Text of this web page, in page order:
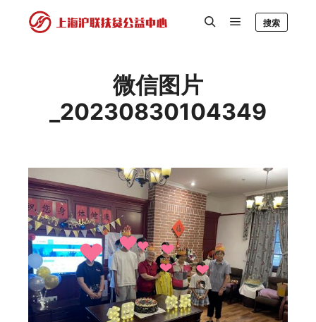
搜索
微信图片
_20230830104349